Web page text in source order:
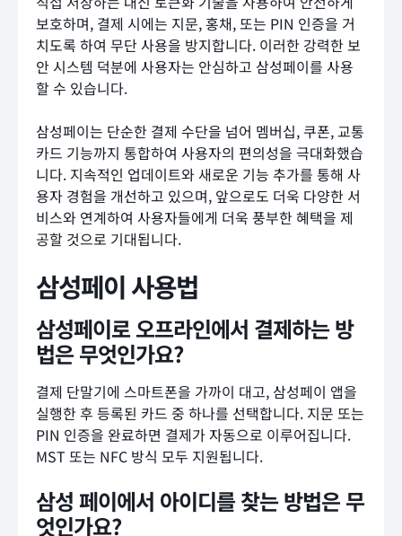
보호하며, 결제 시에는 지문, 홍채, 또는 PIN 인증을 거
치도록 하여 무단 사용을 방지합니다. 이러한 강력한 보
안 시스템 덕분에 사용자는 안심하고 삼성페이를 사용
할 수 있습니다.
삼성페이는 단순한 결제 수단을 넘어 멤버십, 쿠폰, 교통
카드 기능까지 통합하여 사용자의 편의성을 극대화했습
니다. 지속적인 업데이트와 새로운 기능 추가를 통해 사
용자 경험을 개선하고 있으며, 앞으로도 더욱 다양한 서
비스와 연계하여 사용자들에게 더욱 풍부한 혜택을 제
공할 것으로 기대됩니다.
삼성페이 사용법
삼성페이로 오프라인에서 결제하는 방
법은 무엇인가요?
결제 단말기에 스마트폰을 가까이 대고, 삼성페이 앱을
실행한 후 등록된 카드 중 하나를 선택합니다. 지문 또는
PIN 인증을 완료하면 결제가 자동으로 이루어집니다.
MST 또는 NFC 방식 모두 지원됩니다.
삼성 페이에서 아이디를 찾는 방법은 무
엇인가요?